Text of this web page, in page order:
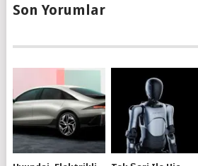
Son Yorumlar